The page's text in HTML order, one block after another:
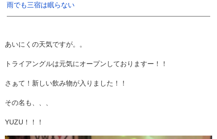
雨でも三宿は眠らない
あいにくの天気ですが。。
トライアングルは元気にオープンしておりますー！！
さぁて！新しい飲み物が入りました！！
その名も、、、
YUZU！！！